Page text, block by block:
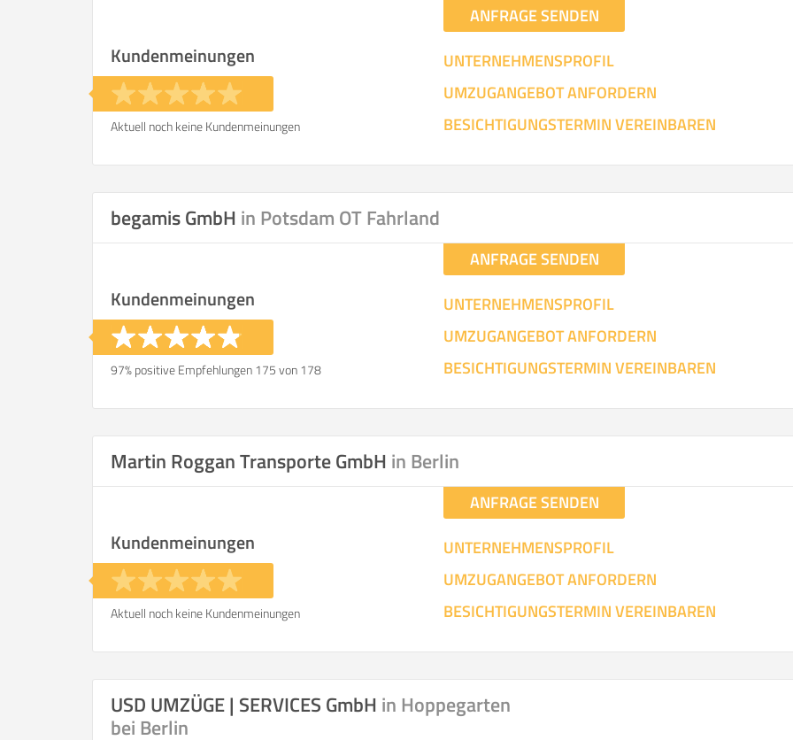
ANFRAGE SENDEN
UNTERNEHMENSPROFIL
UMZUGANGEBOT ANFORDERN
BESICHTIGUNGSTERMIN VEREINBAREN
Kundenmeinungen
Aktuell noch keine Kundenmeinungen
begamis GmbH in Potsdam OT Fahrland
ANFRAGE SENDEN
UNTERNEHMENSPROFIL
UMZUGANGEBOT ANFORDERN
BESICHTIGUNGSTERMIN VEREINBAREN
Kundenmeinungen
97% positive Empfehlungen 175 von 178
Martin Roggan Transporte GmbH in Berlin
ANFRAGE SENDEN
UNTERNEHMENSPROFIL
UMZUGANGEBOT ANFORDERN
BESICHTIGUNGSTERMIN VEREINBAREN
Kundenmeinungen
Aktuell noch keine Kundenmeinungen
USD UMZÜGE | SERVICES GmbH in Hoppegarten
bei Berlin